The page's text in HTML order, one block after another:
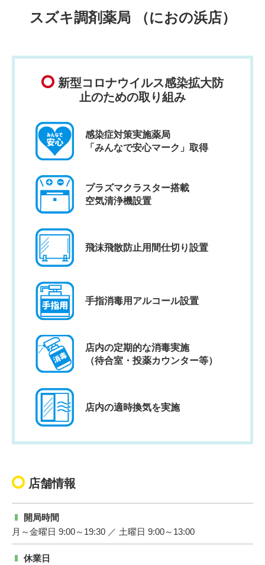
スズキ調剤薬局 （におの浜店）
新型コロナウイルス感染拡大防
止のための取り組み
感染症対策実施薬局
「みんなで安心マーク」取得
プラズマクラスター搭載
空気清浄機設置
飛沫飛散防止用間仕切り設置
手指消毒用アルコール設置
店内の定期的な消毒実施
（待合室・投薬カウンター等）
店内の適時換気を実施
店舗情報
開局時間
月～金曜日 9:00～19:30 ／ 土曜日 9:00～13:00
休業日